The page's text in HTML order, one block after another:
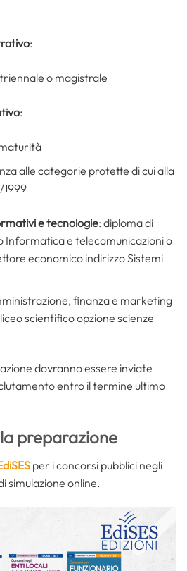
:
o magistrale
:
alle categorie protette di cui alla
e tecnologie: diploma di
Informatica e telecomunicazioni o
economico indirizzo Sistemi
finanza e marketing
scientifico opzione scienze
dovranno essere inviate
entro il termine ultimo
preparazione
per i concorsi pubblici negli
simulazione online.